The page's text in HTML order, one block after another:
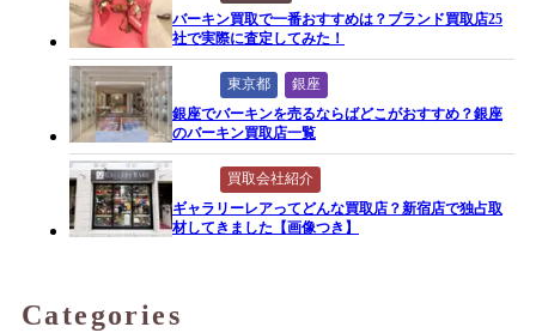
バーキン買取で一番おすすめは？ブランド買取店25
社で実際に査定してみた！
東京都
銀座
銀座でバーキンを売るならばどこがおすすめ？銀座
のバーキン買取店一覧
買取会社紹介
ギャラリーレアってどんな買取店？新宿店で独占取
材してきました【画像つき】
Categories